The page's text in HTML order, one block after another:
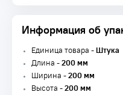
Информация об
Единица товара -Штука
Длина -200 мм
Ширина -200 мм
Высота -200 мм